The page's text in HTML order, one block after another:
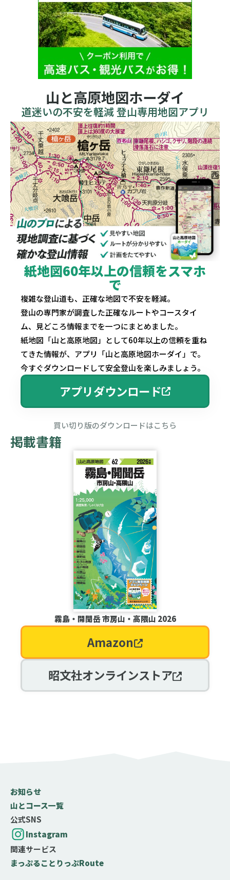
山と高原地図ホーダイ
道迷いの不安を軽減 登山専用地図アプリ
紙地図60年以上の信頼をスマホ
で
複雑な登山道も、正確な地図で不安を軽減。
登山の専門家が調査した正確なルートやコースタイ
ム、見どころ情報までを一つにまとめました。
紙地図「山と高原地図」として60年以上の信頼を重ね
てきた情報が、アプリ「山と高原地図ホーダイ」で。
今すぐダウンロードして安全登山を楽しみましょう。
アプリダウンロード
買い切り版のダウンロードはこちら
掲載書籍
霧島・開聞岳 市房山・高隈山 2026
Amazon
昭文社オンラインストア
お知らせ
山とコース一覧
公式SNS
Instagram
関連サービス
まっぷることりっぷRoute